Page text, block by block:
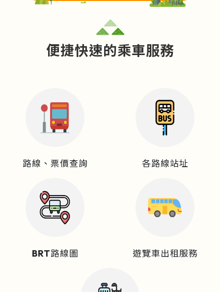
便捷快速的乘車服務
路線、票價查詢 各路線站址
BRT路線圖 遊覽車出租服務